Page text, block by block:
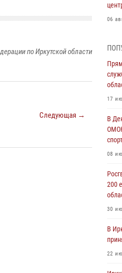
по Иркутской области
Следующая →
06
05
а не
04
03
03
17
В
08
200
30
В
22